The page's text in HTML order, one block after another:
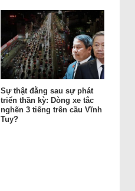
Sự thật đằng sau sự phát
triển thần kỳ: Dòng xe tắc
nghẽn 3 tiếng trên cầu Vĩnh
Tuy?